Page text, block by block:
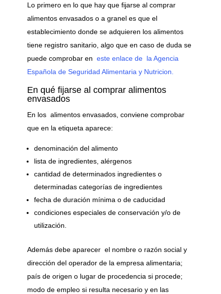
Lo primero en lo que hay que fijarse al comprar
alimentos envasados o a granel es que el
establecimiento donde se adquieren los alimentos
tiene registro sanitario, algo que en caso de duda se
puede comprobar en este enlace de la Agencia
Española de Seguridad Alimentaria y Nutricion.
En qué fijarse al comprar alimentos
envasados
En los alimentos envasados, conviene comprobar
que en la etiqueta aparece:
denominación del alimento
lista de ingredientes, alérgenos
cantidad de determinados ingredientes o
determinadas categorías de ingredientes
fecha de duración mínima o de caducidad
condiciones especiales de conservación y/o de
utilización.
Además debe aparecer el nombre o razón social y
dirección del operador de la empresa alimentaria;
país de origen o lugar de procedencia si procede;
modo de empleo si resulta necesario y en las